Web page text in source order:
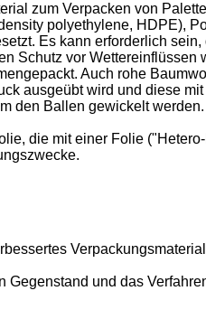
zum Verpacken von
polyethylene, HDPE),
Es kann erforderlich
Schutz vor
Auch rohe
ausgeübt wird und diese
den Ballen gewickelt werden.
die mit einer Folie
und das